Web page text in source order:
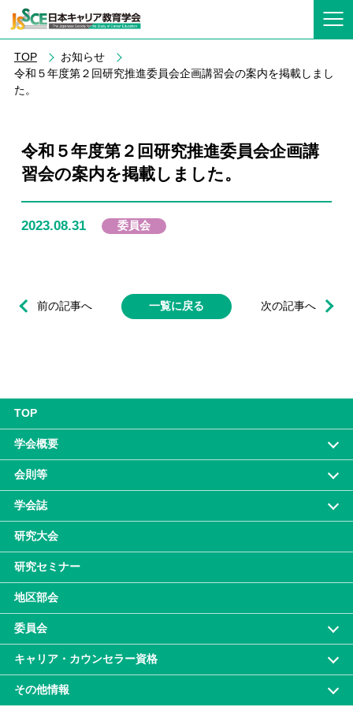
TOP
お知らせ
令和５年度第２回研究推進委員会企画講習会の案内を掲載しまし
た。
令和５年度第２回研究推進委員会企画講
習会の案内を掲載しました。
2023.08.31 委員会
前の記事へ 次の記事へ
一覧に戻る
TOP
学会概要
会則等
学会誌
研究大会
研究セミナー
地区部会
委員会
キャリア・カウンセラー資格
その他情報